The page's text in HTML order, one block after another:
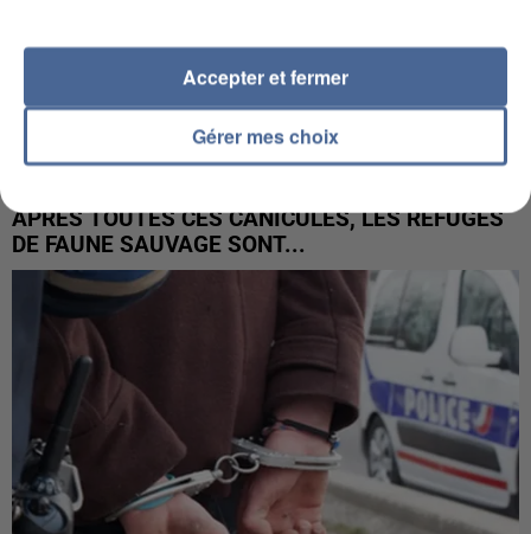
APRÈS TOUTES CES CANICULES, LES REFUGES
DE FAUNE SAUVAGE SONT...
Gérer mes choix
Accepter et fermer